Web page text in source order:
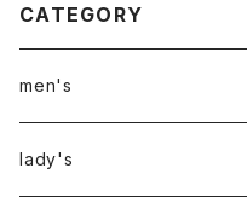
CATEGORY
men's
アウター
lady's